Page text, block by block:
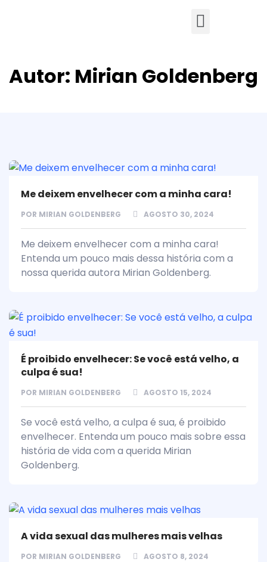
Autor: Mirian Goldenberg
Me deixem envelhecer com a minha cara!
POR MIRIAN GOLDENBERG AGOSTO 30, 2024
Me deixem envelhecer com a minha cara!
Entenda um pouco mais dessa história com a
nossa querida autora Mirian Goldenberg.
É proibido envelhecer: Se você está velho, a
culpa é sua!
POR MIRIAN GOLDENBERG AGOSTO 15, 2024
Se você está velho, a culpa é sua, é proibido
envelhecer. Entenda um pouco mais sobre essa
história de vida com a querida Mirian
Goldenberg.
A vida sexual das mulheres mais velhas
POR MIRIAN GOLDENBERG AGOSTO 8, 2024